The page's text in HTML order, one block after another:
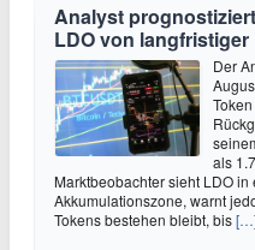
Analyst
LDO von
Der
als
Marktbeobachter sieht LDO
Akkumulationszone, warnt
Tokens bestehen bleibt, bis